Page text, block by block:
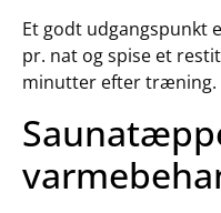
Et godt udgangspunkt
pr. nat og spise et
minutter efter træning.